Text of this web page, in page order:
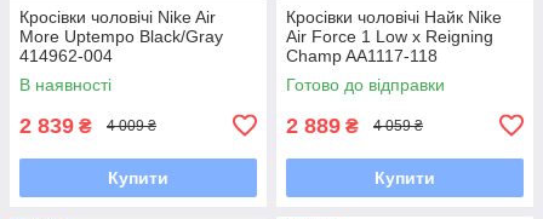
Кросівки чоловічі Nike Air
More Uptempo Black/Gray
414962-004
В наявності
2 839 ₴ 4 009 ₴
Купити
Кросівки чоловічі Найк Nike
Air Force 1 Low x Reigning
Champ AA1117-118
Готово до відправки
2 889 ₴ 4 059 ₴
Купити